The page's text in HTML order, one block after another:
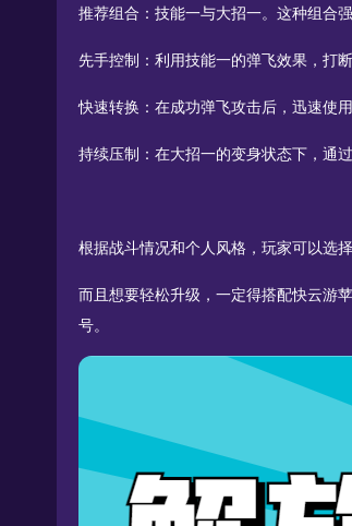
推荐组合：技能一与大招一。这种组合
先手控制：利用技能一的弹飞效果，打
快速转换：在成功弹飞攻击后，迅速使
持续压制：在大招一的变身状态下，通
根据战斗情况和个人风格，玩家可以选
而且想要轻松升级，一定得搭配快云游
号。